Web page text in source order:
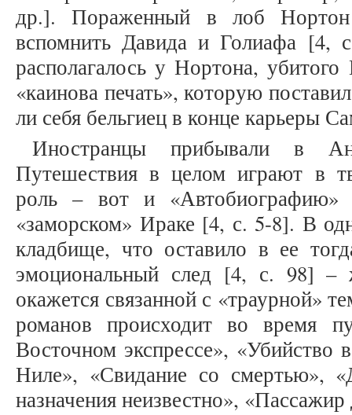
др.]. Пораженный в лоб Нортон
вспомнить Давида и Голиафа [4,
располагалось у Нортона,
«каинова печать», которую
ли себя бельгиец в конце карьеры
Иностранцы прибывали в
Путешествия в целом играют в
роль – вот и
«заморском» Ираке [4, с. 5-8]. В
кладбище, что оставило в ее
эмоциональный след [4, с. 98] –
окажется связанной с «траурной»
романов происходит во время
Восточном экспрессе»,
Ниле», «Свидание со смертью»,
назначения неизвестно»,